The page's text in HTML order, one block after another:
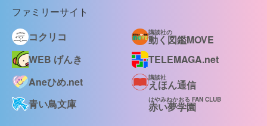
ファミリーサイト
コクリコ
講談社の
動く図鑑MOVE
WEB げんき
TELEMAGA.net
Aneひめ.net
講談社
えほん通信
青い鳥文庫
はやみねかおる FAN CLUB
赤い夢学園